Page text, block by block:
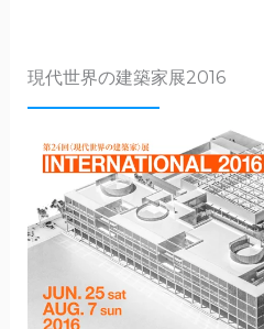
現代世界の建築家展2016